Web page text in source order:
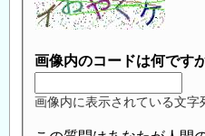
画像内のコードは何です
画像内に表示されている文字